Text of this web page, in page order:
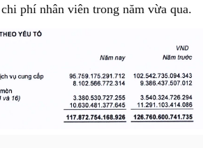
phí nhân viên trong năm vừa qua.